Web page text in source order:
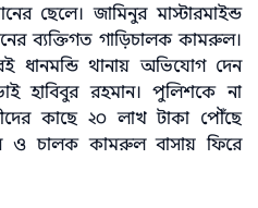
ছেলে। জামিনুর মাস্টারমাইন্ড
ব্যক্তিগত গাড়িচালক কামরুল।
ধানমন্ডি থানায় অভিযোগ দেন
হাবিবুর রহমান। পুলিশকে না
কাছে ২০ লাখ টাকা পৌঁছে
ও চালক কামরুল বাসায় ফিরে